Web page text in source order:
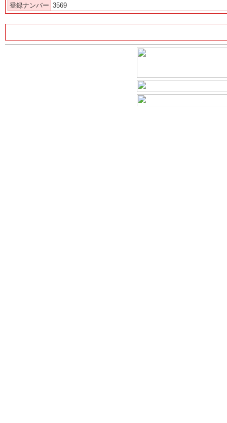
登録ナンバー 3569